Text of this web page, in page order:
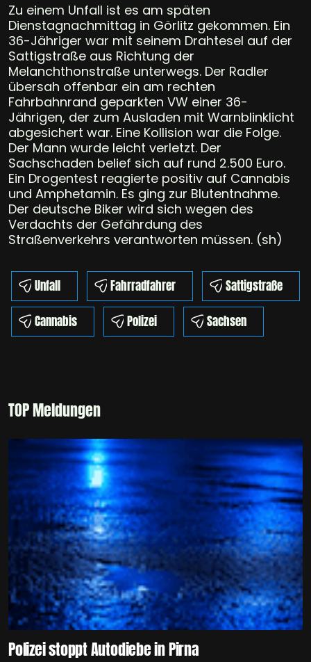
Zu einem Unfall ist es am späten
Dienstagnachmittag in Görlitz gekommen. Ein
36-Jähriger war mit seinem Drahtesel auf der
Sattigstraße aus Richtung der
Melanchthonstraße unterwegs. Der Radler
übersah offenbar ein am rechten
Fahrbahnrand geparkten VW einer 36-
Jährigen, der zum Ausladen mit Warnblinklicht
abgesichert war. Eine Kollision war die Folge.
Der Mann wurde leicht verletzt. Der
Sachschaden belief sich auf rund 2.500 Euro.
Ein Drogentest reagierte positiv auf Cannabis
und Amphetamin. Es ging zur Blutentnahme.
Der deutsche Biker wird sich wegen des
Verdachts der Gefährdung des
Straßenverkehrs verantworten müssen. (sh)
Unfall Fahrradfahrer
Sattigstraße
Cannabis
Polizei Sachsen
TOP Meldungen
Polizei stoppt Autodiebe in Pirna